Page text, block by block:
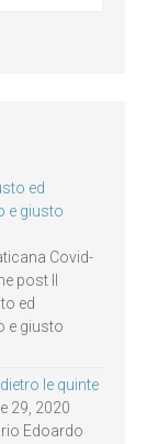
ed
e giusto
Covid-
post Il
ed
e giusto
le quinte
29, 2020
Edoardo